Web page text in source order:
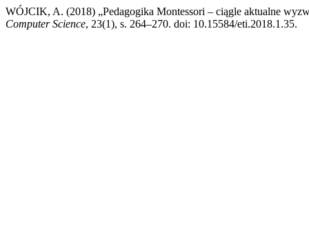
WÓJCIK, A. (2018) „Pedagogika Montessori – ciągle aktualne
Computer Science, 23(1), s. 264–270. doi: 10.15584/eti.2018.1.35.